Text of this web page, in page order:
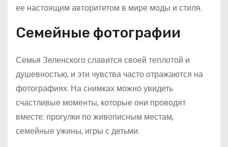
ее настоящим авторитетом в мире моды и стиля.
Семейные фотографии
Семья Зеленского славится своей теплотой и
душевностью, и эти чувства часто отражаются на
фотографиях. На снимках можно увидеть
счастливые моменты, которые они проводят
вместе: прогулки по живописным местам,
семейные ужины, игры с детьми.